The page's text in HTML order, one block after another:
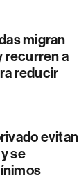
migran
recurren a
reducir
evitan
se